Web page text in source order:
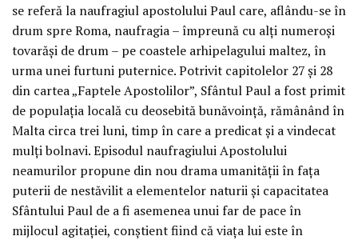
se referă la naufragiul apostolului Paul care, aflându-se în
drum spre Roma, naufragia – împreună cu alți numeroși
tovarăși de drum – pe coastele arhipelagului maltez, în
urma unei furtuni puternice. Potrivit capitolelor 27 și 28
din cartea „Faptele Apostolilor”, Sfântul Paul a fost primit
de populația locală cu deosebită bunăvoință, rămânând în
Malta circa trei luni, timp în care a predicat și a vindecat
mulți bolnavi. Episodul naufragiului Apostolului
neamurilor propune din nou drama umanității în fața
puterii de nestăvilit a elementelor naturii și capacitatea
Sfântului Paul de a fi asemenea unui far de pace în
mijlocul agitației, conștient fiind că viața lui este în